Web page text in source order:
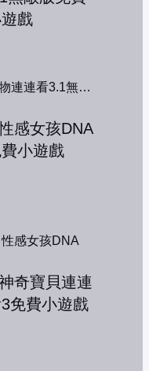
寵物連連看3.1無敵版
性感女孩DNA